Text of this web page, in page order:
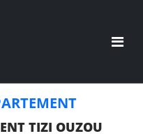
TIZI OUZOU